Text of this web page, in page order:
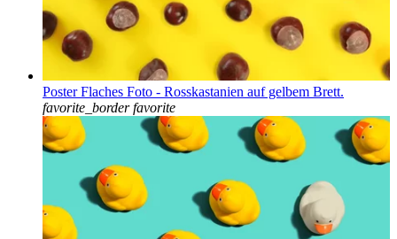
Poster Flaches Foto - Rosskastanien auf gelbem Brett.
favorite_border favorite